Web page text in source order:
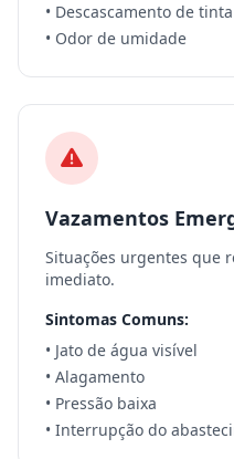
• Descascamento de tinta
• Odor de umidade
Vazamentos
Situações urgentes que
imediato.
Sintomas Comuns:
• Jato de água visível
• Alagamento
• Pressão baixa
• Interrupção do